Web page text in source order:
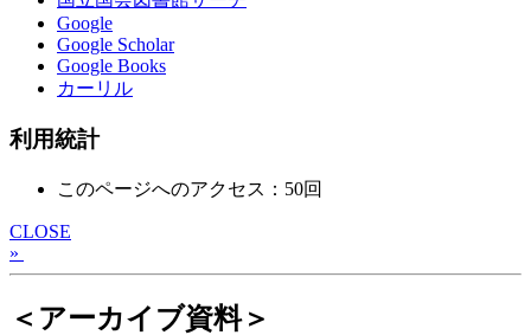
Google
Google Scholar
Google Books
カーリル
利用統計
このページへのアクセス：50回
CLOSE
»
＜アーカイブ資料＞